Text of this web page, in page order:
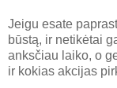
Jeigu esate
būstą, ir netikėtai
anksčiau laiko, o
ir kokias akcijas